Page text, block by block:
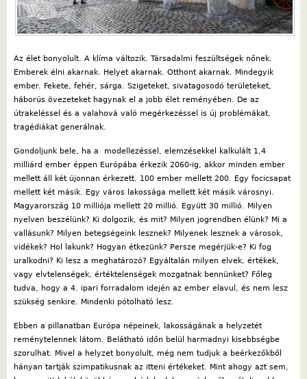
Az élet bonyolult. A klíma változik. Társadalmi feszültségek nőnek.
Emberek élni akarnak. Helyet akarnak. Otthont akarnak. Mindegyik
ember. Fekete, fehér, sárga. Szigeteket, sivatagosodó területeket,
háborús övezeteket hagynak el a jobb élet reményében. De az
útrakeléssel és a valahová való megérkezéssel is új problémákat,
tragédiákat generálnak.
Gondoljunk bele, ha a modellezéssel, elemzésekkel kalkulált 1,4
milliárd ember éppen Európába érkezik 2060-ig, akkor minden ember
mellett áll két újonnan érkezett. 100 ember mellett 200. Egy focicsapat
mellett két másik. Egy város lakossága mellett két másik városnyi.
Magyarország 10 milliója mellett 20 millió. Együtt 30 millió. Milyen
nyelven beszélünk? Ki dolgozik, és mit? Milyen jogrendben élünk? Mi a
vallásunk? Milyen betegségeink lesznek? Milyenek lesznek a városok,
vidékek? Hol lakunk? Hogyan étkezünk? Persze megérjük-e? Ki fog
uralkodni? Ki lesz a meghatározó? Egyáltalán milyen elvek, értékek,
vagy elvtelenségek, értéktelenségek mozgatnak bennünket? Főleg
tudva, hogy a 4. ipari forradalom idején az ember elavul, és nem lesz
szükség senkire. Mindenki pótolható lesz.
Ebben a pillanatban Európa népeinek, lakosságának a helyzetét
reménytelennek látom. Belátható időn belül harmadnyi kisebbségbe
szorulhat. Mivel a helyzet bonyolult, még nem tudjuk a beérkezőkből
hányan tartják szimpatikusnak az itteni értékeket. Mint ahogy azt sem,